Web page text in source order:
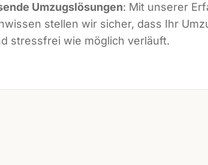
Umzugslösungen: Mit unserer
stellen wir sicher, dass Ihr
stressfrei wie möglich verläuft.